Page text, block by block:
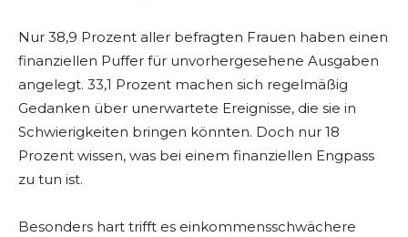
Nur 38,9 Prozent aller befragten Frauen haben einen
finanziellen Puffer für unvorhergesehene Ausgaben
angelegt. 33,1 Prozent machen sich regelmäßig
Gedanken über unerwartete Ereignisse, die sie in
Schwierigkeiten bringen könnten. Doch nur 18
Prozent wissen, was bei einem finanziellen Engpass
zu tun ist.
Besonders hart trifft es einkommensschwächere